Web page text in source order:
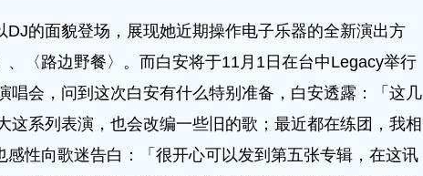
的面貌登场，展现她近期操作电子乐器的全新演出方
〈路边野餐〉。而白安将于11月1日在台中Legacy举行
唱会，问到这次白安有什么特别准备，白安透露：「这几
这系列表演，也会改编一些旧的歌；最近都在练团，我相
性向歌迷告白：「很开心可以发到第五张专辑，在这讯